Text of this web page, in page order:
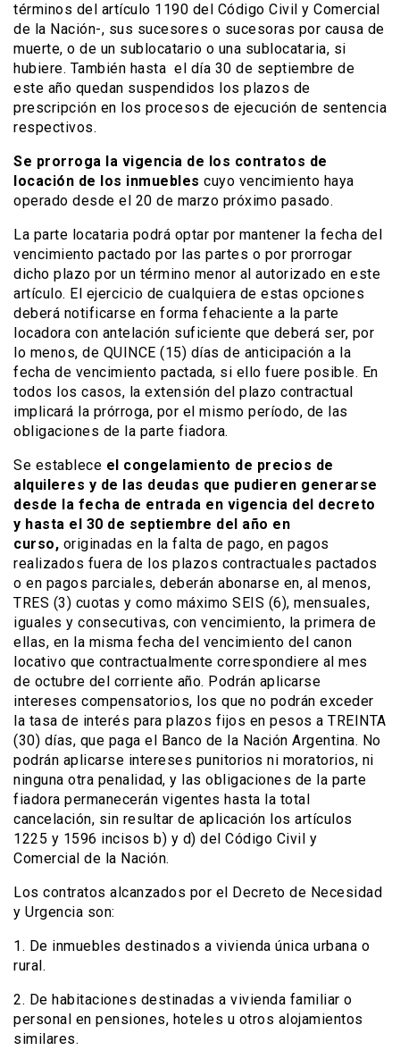
términos del artículo 1190 del Código Civil y Comercial
de la Nación-, sus sucesores o sucesoras por causa de
muerte, o de un sublocatario o una sublocataria, si
hubiere. También hasta el día 30 de septiembre de
este año quedan suspendidos los plazos de
prescripción en los procesos de ejecución de sentencia
respectivos.
Se prorroga la vigencia de los contratos de
locación de los inmuebles cuyo vencimiento haya
operado desde el 20 de marzo próximo pasado.
La parte locataria podrá optar por mantener la fecha del
vencimiento pactado por las partes o por prorrogar
dicho plazo por un término menor al autorizado en este
artículo. El ejercicio de cualquiera de estas opciones
deberá notificarse en forma fehaciente a la parte
locadora con antelación suficiente que deberá ser, por
lo menos, de QUINCE (15) días de anticipación a la
fecha de vencimiento pactada, si ello fuere posible. En
todos los casos, la extensión del plazo contractual
implicará la prórroga, por el mismo período, de las
obligaciones de la parte fiadora.
Se establece el congelamiento de precios de
alquileres y de las deudas que pudieren generarse
desde la fecha de entrada en vigencia del decreto
y hasta el 30 de septiembre del año en
curso, originadas en la falta de pago, en pagos
realizados fuera de los plazos contractuales pactados
o en pagos parciales, deberán abonarse en, al menos,
TRES (3) cuotas y como máximo SEIS (6), mensuales,
iguales y consecutivas, con vencimiento, la primera de
ellas, en la misma fecha del vencimiento del canon
locativo que contractualmente correspondiere al mes
de octubre del corriente año. Podrán aplicarse
intereses compensatorios, los que no podrán exceder
la tasa de interés para plazos fijos en pesos a TREINTA
(30) días, que paga el Banco de la Nación Argentina. No
podrán aplicarse intereses punitorios ni moratorios, ni
ninguna otra penalidad, y las obligaciones de la parte
fiadora permanecerán vigentes hasta la total
cancelación, sin resultar de aplicación los artículos
1225 y 1596 incisos b) y d) del Código Civil y
Comercial de la Nación.
Los contratos alcanzados por el Decreto de Necesidad
y Urgencia son:
1. De inmuebles destinados a vivienda única urbana o
rural.
2. De habitaciones destinadas a vivienda familiar o
personal en pensiones, hoteles u otros alojamientos
similares.